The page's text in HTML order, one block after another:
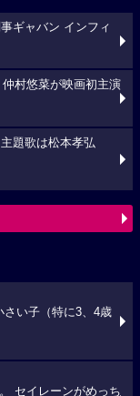
ギャバン インフィ
仲村悠菜が映画初主演
題歌は松本孝弘
い子（特に3、4歳
セイレーンがめっち